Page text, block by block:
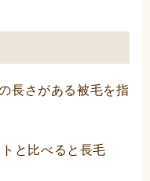
長さがある被毛を指
と比べると長毛